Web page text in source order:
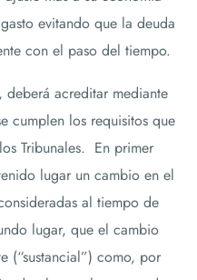
evitando que la deuda
con el paso del tiempo.
deberá acreditar mediante
cumplen los requisitos que
Tribunales. En primer
lugar un cambio en el
al tiempo de
lugar, que el cambio
(“sustancial”) como, por